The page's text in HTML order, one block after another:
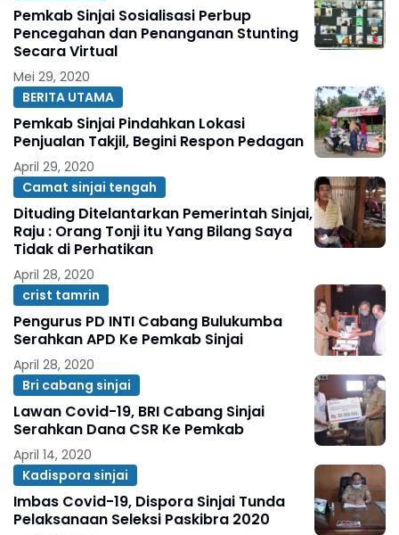
Pemkab Sinjai Sosialisasi Perbup
Pencegahan dan Penanganan Stunting
Secara Virtual
Mei 29, 2020
BERITA UTAMA
Pemkab Sinjai Pindahkan Lokasi
Penjualan Takjil, Begini Respon Pedagan
April 29, 2020
Camat sinjai tengah
Dituding Ditelantarkan Pemerintah Sinjai,
Raju : Orang Tonji itu Yang Bilang Saya
Tidak di Perhatikan
April 28, 2020
crist tamrin
Pengurus PD INTI Cabang Bulukumba
Serahkan APD Ke Pemkab Sinjai
April 28, 2020
Bri cabang sinjai
Lawan Covid-19, BRI Cabang Sinjai
Serahkan Dana CSR Ke Pemkab
April 14, 2020
Kadispora sinjai
Imbas Covid-19, Dispora Sinjai Tunda
Pelaksanaan Seleksi Paskibra 2020